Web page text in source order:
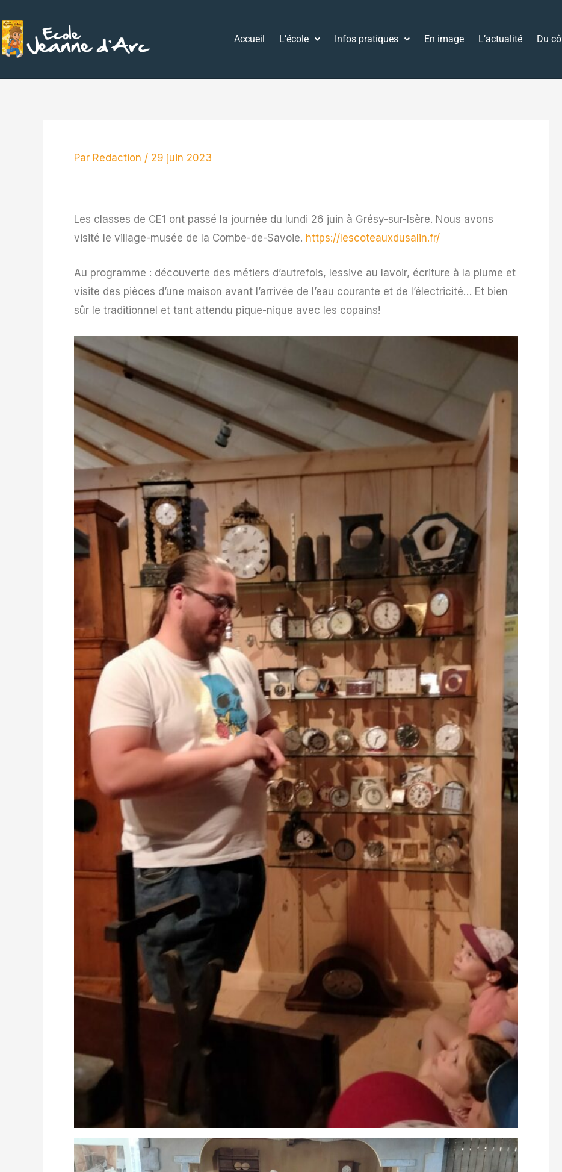
au
contenu
Accueil L’école Infos pratiques En image L’actualité Du
Par Redaction / 29 juin 2023
Les classes de CE1 ont passé la journée du lundi 26 juin à Grésy-sur-Isère. Nous avons
visité le village-musée de la Combe-de-Savoie. https://lescoteauxdusalin.fr/
Au programme : découverte des métiers d’autrefois, lessive au lavoir, écriture à la plume et
visite des pièces d’une maison avant l’arrivée de l’eau courante et de l’électricité… Et bien
sûr le traditionnel et tant attendu pique-nique avec les copains!